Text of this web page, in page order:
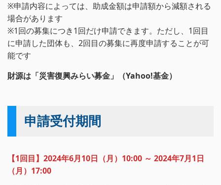
※申請内容によっては、助成金額は申請額から減額される
場合があります
※1回の募集につき1回だけ申請できます。ただし、1回目
に申請した団体も、2回目の募集に再度申請することが可
能です
財源は「災害復興みらい募金」（Yahoo!基金）
申請受付期間
【1回目】2024年6月10日（月）10:00 ～ 2024年7月1日
（月）17:00